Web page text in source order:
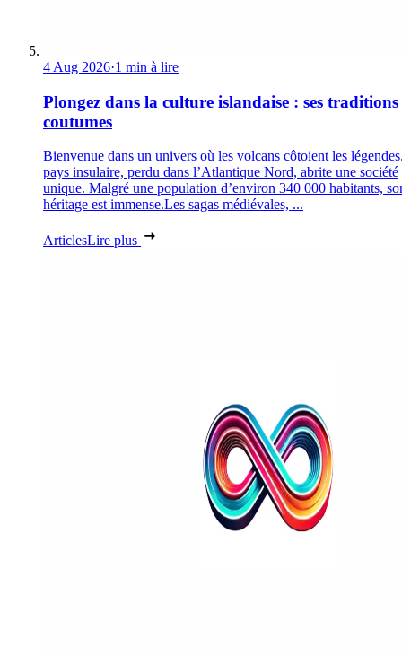
4 Aug 2026·1 min à lire
Plongez dans la culture islandaise : ses traditions
coutumes
Bienvenue dans un univers où les volcans côtoient les
pays insulaire, perdu dans l’Atlantique Nord, abrite une société
unique. Malgré une population d’environ 340 000 habitants,
héritage est immense.Les sagas médiévales, ...
ArticlesLire plus